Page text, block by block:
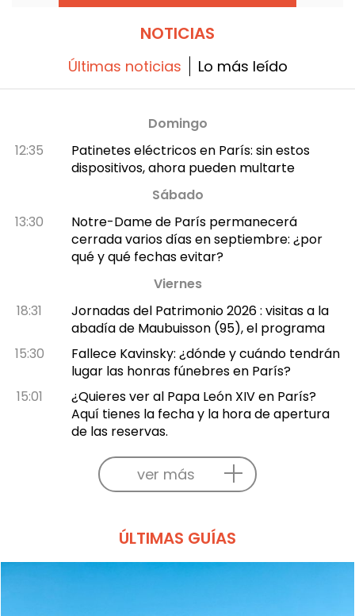
clásicos.
NOTICIAS
Últimas noticias Lo más leído
Domingo
12:35
Patinetes eléctricos en París: sin estos
dispositivos, ahora pueden multarte
Sábado
13:30
Notre-Dame de París permanecerá
cerrada varios días en septiembre: ¿por
qué y qué fechas evitar?
Viernes
18:31
Jornadas del Patrimonio 2026 : visitas a la
abadía de Maubuisson (95), el programa
15:30
Fallece Kavinsky: ¿dónde y cuándo tendrán
lugar las honras fúnebres en París?
15:01
¿Quieres ver al Papa León XIV en París?
Aquí tienes la fecha y la hora de apertura
de las reservas.
ver más
ÚLTIMAS GUÍAS